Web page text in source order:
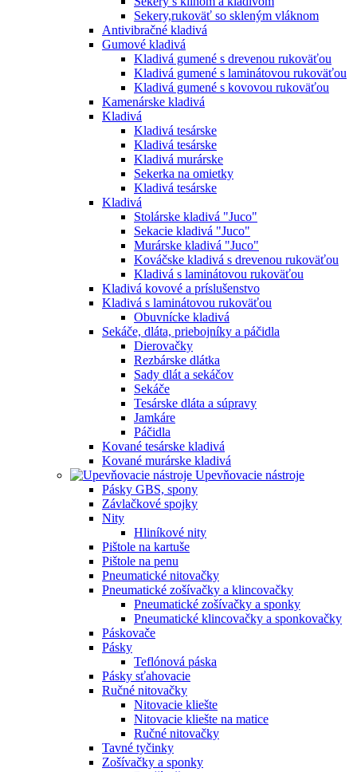
Sekery,rukoväť so skleným vláknom
Antivibračné kladivá
Gumové kladivá
Kladivá gumené s drevenou rukoväťou
Kladivá gumené s laminátovou rukoväťou
Kladivá gumené s kovovou rukoväťou
Kamenárske kladivá
Kladivá
Kladivá tesárske
Kladivá tesárske
Kladivá murárske
Sekerka na omietky
Kladivá tesárske
Kladivá
Stolárske kladivá "Juco"
Sekacie kladivá "Juco"
Murárske kladivá "Juco"
Kováčske kladivá s drevenou rukoväťou
Kladivá s laminátovou rukoväťou
Kladivá kovové a príslušenstvo
Kladivá s laminátovou rukoväťou
Obuvnícke kladivá
Sekáče, dláta, priebojníky a páčidla
Dierovačky
Rezbárske dlátka
Sady dlát a sekáčov
Sekáče
Tesárske dláta a súpravy
Jamkáre
Páčidla
Kované tesárske kladivá
Kované murárske kladivá
Upevňovacie nástroje
Pásky GBS, spony
Závlačkové spojky
Nity
Hliníkové nity
Pištole na kartuše
Pištole na penu
Pneumatické nitovačky
Pneumatické zošívačky a klincovačky
Pneumatické zošívačky a sponky
Pneumatické klincovačky a sponkovačky
Páskovače
Pásky
Teflónová páska
Pásky sťahovacie
Ručné nitovačky
Nitovacie kliešte
Nitovacie kliešte na matice
Ručné nitovačky
Tavné tyčinky
Zošívačky a sponky